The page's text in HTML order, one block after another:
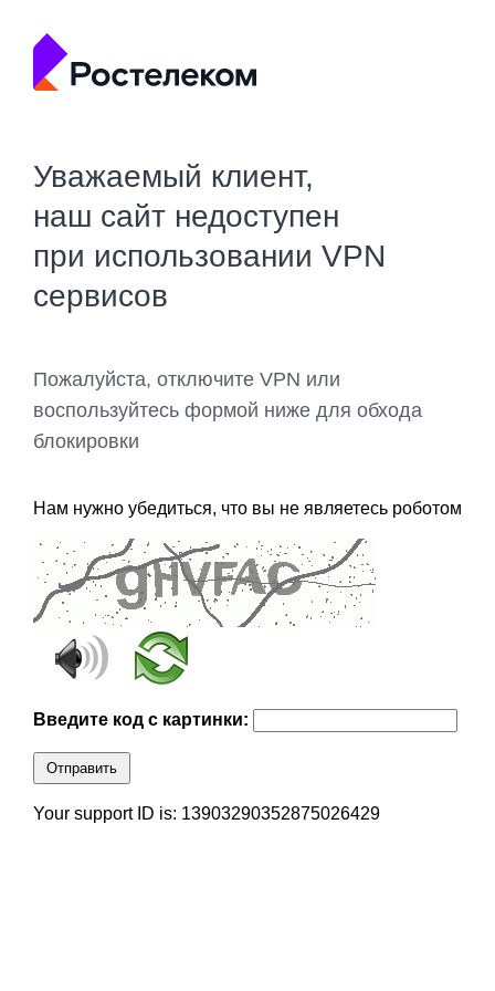
Уважаемый клиент,
наш сайт недоступен
при использовании VPN
сервисов
Пожалуйста, отключите VPN или
воспользуйтесь формой ниже для обхода
блокировки
Нам нужно убедиться, что вы не являетесь роботом
Введите код с картинки:
Отправить
Your support ID is: 13903290352875026429